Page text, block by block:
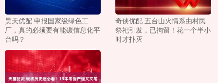
昊天优配 申报国家级绿色工
厂，真的必须要有能碳信息化平
台吗？
奇侠优配 五台山火情系由村民
祭祀引发，已拘留！花一个半小
时才扑灭